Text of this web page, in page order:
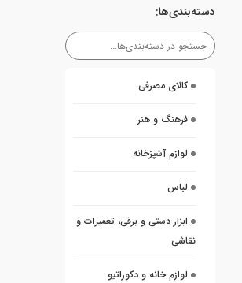
دسته‌بندی‌ها:
کالای مصرفی
فرهنگ و هنر
لوازم آشپزخانه
لباس
ابزار دستی و برقی، تعمیرات و
نقاشی
لوازم خانه و دکوراتیو